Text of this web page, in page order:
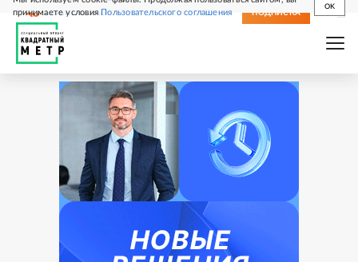
принимаете условияПользовательского соглашения
OK
СВЕЖИЙ НОМЕР ПОДПИСКА